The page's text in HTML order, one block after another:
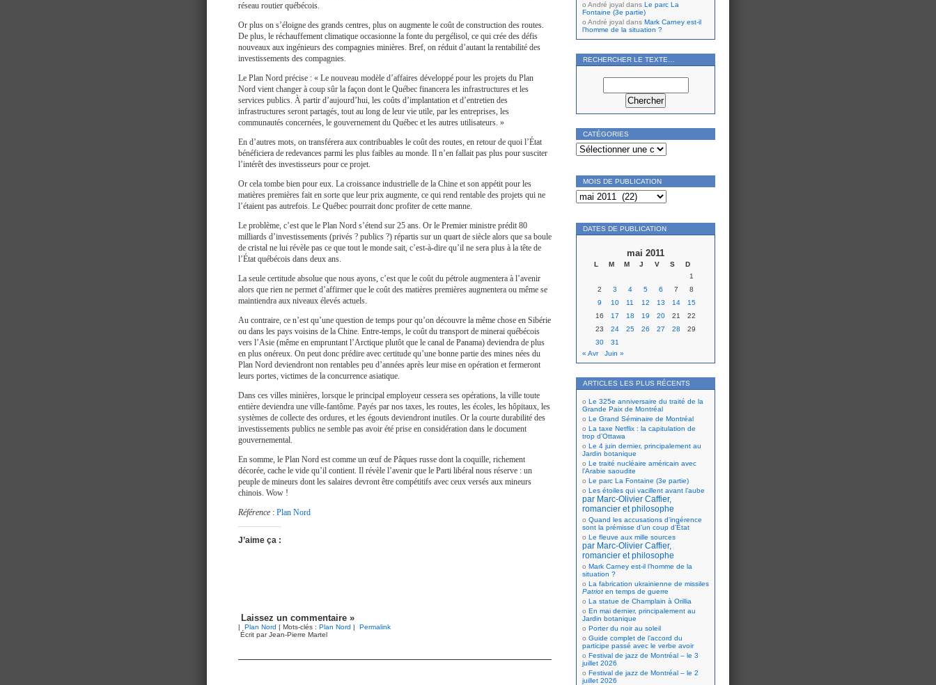
réseau routier québécois.
Or plus on s’éloigne des grands centres, plus on augmente le coût de construction des routes.
De plus, le réchauffement climatique occasionne la fonte du pergélisol, ce qui crée des défis
nouveaux aux ingénieurs des compagnies minières. Bref, on réduit d’autant la rentabilité des
investissements des compagnies.
Le Plan Nord précise : « Le nouveau modèle d’affaires développé pour les projets du Plan
Nord vient changer à coup sûr la façon dont le Québec financera les infrastructures et les
services publics. À partir d’aujourd’hui, les coûts d’implantation et d’entretien des
infrastructures seront partagés, tout au long de leur vie utile, par les entreprises, les
communautés concernées, le gouvernement du Québec et les autres utilisateurs. »
En d’autres mots, on transférera aux contribuables le coût des routes, en retour de quoi l’État
bénéficiera de redevances parmi les plus faibles au monde. Il n’en fallait pas plus pour susciter
l’intérêt des investisseurs pour ce projet.
Or cela tombe bien pour eux. La croissance industrielle de la Chine et son appétit pour les
matières premières fait en sorte que leur prix augmente, ce qui rend rentable des projets qui ne
l’étaient pas autrefois. Le Québec pourrait donc profiter de cette manne.
Le problème, c’est que le Plan Nord s’étend sur 25 ans. Or le Premier ministre prédit 80
milliards d’investissements (privés ? publics ?) répartis sur un quart de siècle alors que sa boule
de cristal ne lui révèle pas ce que tout le monde sait, c’est-à-dire qu’il ne sera plus à la tête de
l’État québécois dans deux ans.
La seule certitude absolue que nous ayons, c’est que le coût du pétrole augmentera à l’avenir
alors que rien ne permet d’affirmer que le coût des matières premières augmentera ou même se
maintiendra aux niveaux élevés actuels.
Au contraire, ce n’est qu’une question de temps pour qu’on découvre la même chose en Sibérie
ou dans les pays voisins de la Chine. Entre-temps, le coût du transport de minerai québécois
vers l’Asie (même en empruntant l’Arctique plutôt que le canal de Panama) deviendra de plus
en plus onéreux. On peut donc prédire avec certitude qu’une bonne partie des mines nées du
Plan Nord deviendront non rentables peu d’années après leur mise en opération et fermeront
leurs portes, victimes de la concurrence asiatique.
Dans ces villes minières, lorsque le principal employeur cessera ses opérations, la ville toute
entière deviendra une ville-fantôme. Payés par nos taxes, les routes, les écoles, les hôpitaux, les
systèmes de collecte des ordures, et les égouts deviendront inutiles. Or la courte durabilité des
investissements publics ne semble pas avoir été prise en considération dans le document
gouvernemental.
En somme, le Plan Nord est comme un œuf de Pâques russe dont la coquille, richement
décorée, cache le vide qu’il contient. Il révèle l’avenir que le Parti libéral nous réserve : un
peuple de mineurs dont les salaires devront être compétitifs avec ceux versés aux mineurs
chinois. Wow !
Référence : Plan Nord
J’aime ça :
Laissez un commentaire »
| Plan Nord | Mots-clés : Plan Nord |
Permalink
Écrit par Jean-Pierre Martel
André joyal dans Le parc La
Fontaine (3e partie)
André joyal dans Mark Carney est-il
l’homme de la situation ?
RECHERCHER LE TEXTE…
CATÉGORIES
Catégories
MOIS DE PUBLICATION
Mois
de
publication
DATES DE PUBLICATION
mai 2011
L M M J V S
D
1
2
3 4 5 6 7
8
9
10 11 12 13 14
15
16
17 18 19 20 21
22
23
24 25 26 27 28
29
30
31
« Avr
Juin »
ARTICLES LES PLUS RÉCENTS
Le 325e anniversaire du traité de la
Grande Paix de Montréal
Le Grand Séminaire de Montréal
La taxe Netflix : la capitulation de
trop d’Ottawa
Le 4 juin dernier, principalement au
Jardin botanique
Le traité nucléaire américain avec
l’Arabie saoudite
Le parc La Fontaine (3e partie)
Les étoiles qui vacillent avant l’aube
par Marc-Olivier Caffier,
romancier et philosophe
Quand les accusations d’ingérence
sont la prémisse d’un coup d’État
Le fleuve aux mille sources
par Marc-Olivier Caffier,
romancier et philosophe
Mark Carney est-il l’homme de la
situation ?
La fabrication ukrainienne de missiles
Patriot en temps de guerre
La statue de Champlain à Orillia
En mai dernier, principalement au
Jardin botanique
Porter du noir au soleil
Guide complet de l’accord du
participe passé avec le verbe avoir
Festival de jazz de Montréal – le 3
juillet 2026
Festival de jazz de Montréal – le 2
juillet 2026